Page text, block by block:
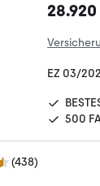
EZ 03/
500
(438)